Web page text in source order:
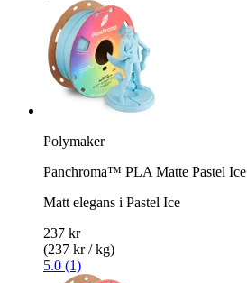
Polymaker
Panchroma™ PLA Matte Pastel Ice
Matt elegans i Pastel Ice
237 kr
(237 kr / kg)
5.0 (1)